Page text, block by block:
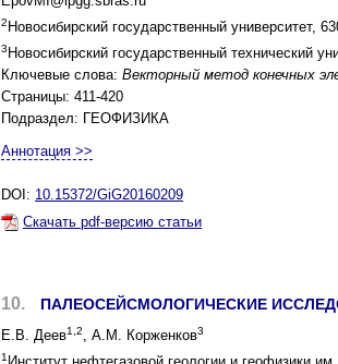
2 Новосибирский государственный университет,
3 Новосибирский государственный технический
Ключевые слова: Векторный метод конечных
Страницы: 411-420
Подраздел: ГЕОФИЗИКА
Аннотация >>
DOI: 10.15372/GiG20160209
Скачать pdf-версию статьи
10. ПАЛЕОСЕЙСМОЛОГИЧЕСКИЕ
Е.В. Деев1,2, А.М. Корженков3
1